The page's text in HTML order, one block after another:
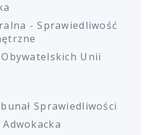
- Sprawiedliwość
Unii
Sprawiedliwości